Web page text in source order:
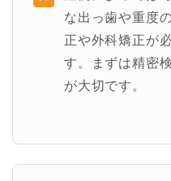
な出っ歯や重度
正や外科矯正が
す。まずは精密
が大切です。